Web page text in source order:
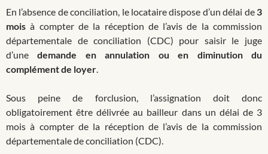
En l’absence de conciliation, le locataire dispose d’un délai de 3
mois à compter de la réception de l’avis de la commission
départementale de conciliation (CDC) pour saisir le juge
d’unedemande en annulation ou en diminution du
complément de loyer.
Sous peine de forclusion, l’assignation doit donc
obligatoirement être délivrée au bailleur dans un délai de 3
mois à compter de la réception de l’avis de la commission
départementale de conciliation (CDC).